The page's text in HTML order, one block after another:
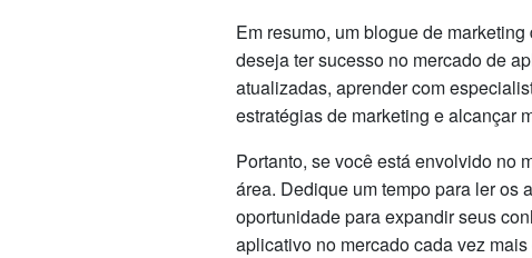
Em resumo, um blogue de
deseja ter sucesso no mercado de
atualizadas, aprender com
estratégias de marketing e alcançar
Portanto, se você está envolvido no
área. Dedique um tempo para ler os
oportunidade para expandir seus
aplicativo no mercado cada vez